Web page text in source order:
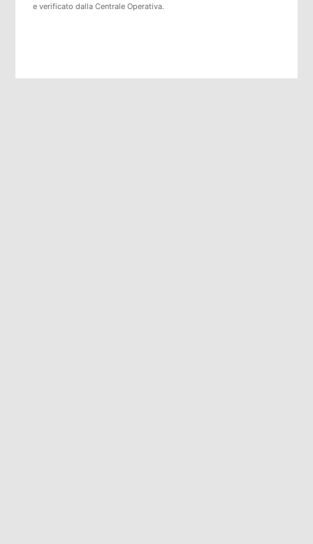
e verificato dalla Centrale Operativa.